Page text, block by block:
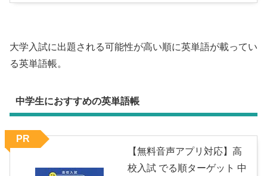
大学入試に出題される可能性が高い順に英単語が載ってい
る英単語帳。
中学生におすすめの英単語帳
【無料音声アプリ対応】高
校入試 でる順ターゲット 中
PR